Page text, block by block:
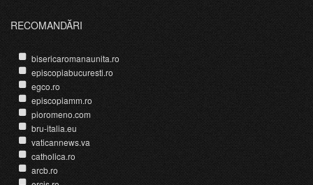
RECOMANDĂRI
bisericaromanaunita.ro
episcopiabucuresti.ro
egco.ro
episcopiamm.ro
pioromeno.com
bru-italia.eu
vaticannews.va
catholica.ro
arcb.ro